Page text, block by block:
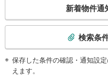
検
新着物件通
検索条
保存した条件の確認・通知設
えます。